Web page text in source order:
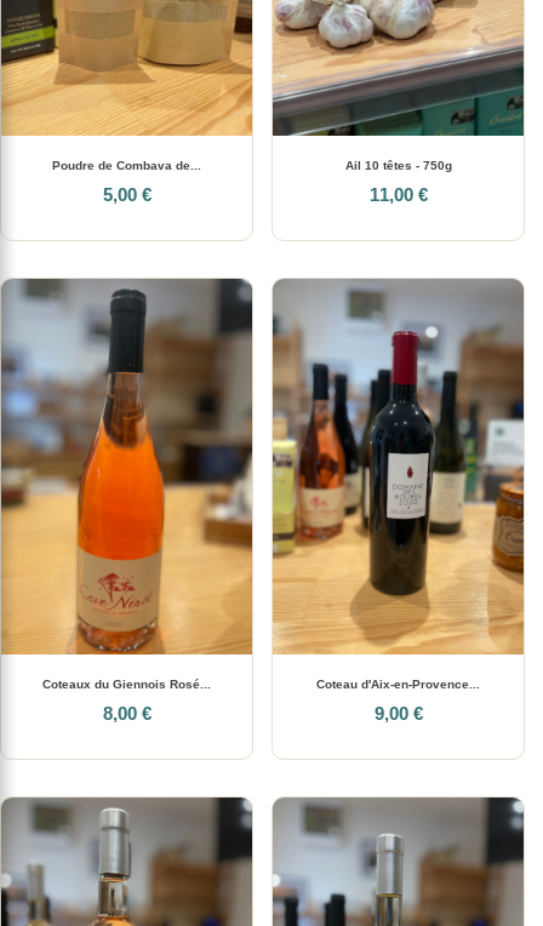
Poudre de Combava de...
5,00 €
Ail 10 têtes - 750g
11,00 €
Coteaux du Giennois Rosé...
8,00 €
Coteau d'Aix-en-Provence...
9,00 €